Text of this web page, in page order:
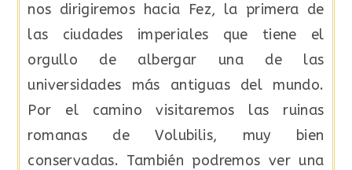
nos dirigiremos hacia Fez, la primera de
las ciudades imperiales que tiene el
orgullo de albergar una de las
universidades más antiguas del mundo.
Por el camino visitaremos las ruinas
romanas de Volubilis, muy bien
conservadas. También podremos ver una